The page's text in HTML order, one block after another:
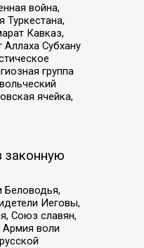
война,
Кавказ,
Субхану
группа
ячейка,
законную
Беловодья,
Иеговы,
Союз славян,
Армия воли